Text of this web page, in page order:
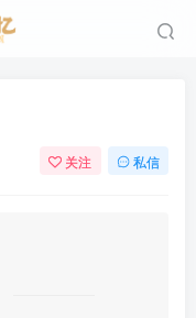
关注 私信